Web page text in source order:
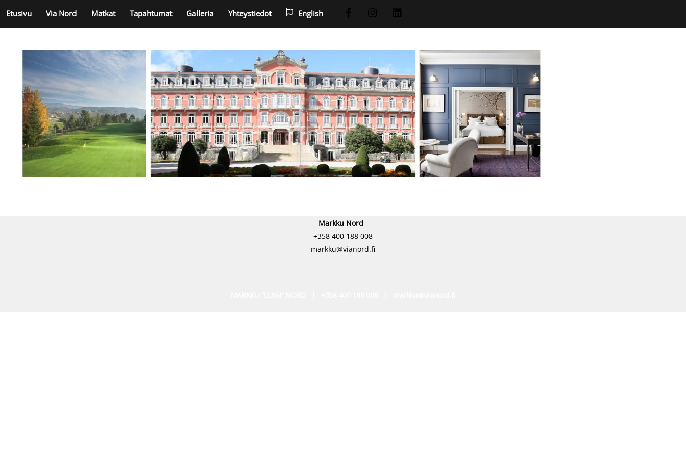
to
Etusivu Via Nord Matkat Tapahtumat Galleria Yhteystiedot English
Markku Nord
+358 400 188 008
markku@vianord.fi